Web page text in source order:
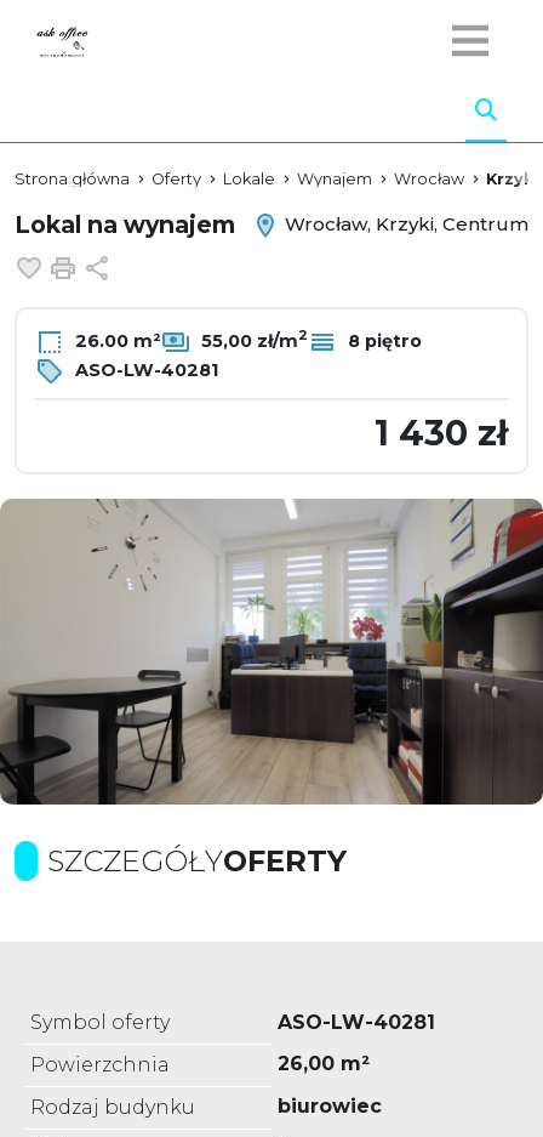
Strona główna Oferty Lokale Wynajem Wrocław Krzyki
Lokal na wynajem
Wrocław, Krzyki, Centrum
Dodaj do ulubionych
Drukuj
26.00 m² 55,00 zł/m2
8 piętro
ASO-LW-40281
1 430 zł
SZCZEGÓŁYOFERTY
Symbol oferty
ASO-LW-40281
Powierzchnia
26,00 m²
Rodzaj budynku
biurowiec